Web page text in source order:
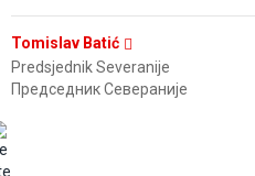
Tomislav Batić
Predsjednik Severanije
Председник Севераније